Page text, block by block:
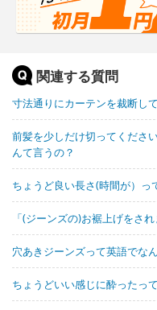
関連する質問
寸法通りにカーテンを裁断し
前髪を少しだけ切ってくださ
んて言うの？
ちょうど良い長さ(時間が）っ
「(ジーンズの)お裾上げをさ
穴あきジーンズって英語でな
ちょうどいい感じに酔ったっ